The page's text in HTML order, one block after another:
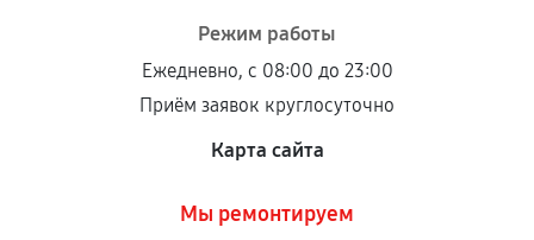
Режим работы
Ежедневно, с 08:00 до 23:00
Приём заявок круглосуточно
Карта сайта
Мы ремонтируем